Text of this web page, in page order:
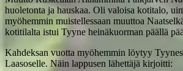
huoletonta ja hauskaa. Oli valoisa kotitalo,
myöhemmin muistellessaan muuttoa
kotitilalta istui Tyyne heinäkuorman päällä
Kahdeksan vuotta myöhemmin löytyy
Laasoselle. Näin lappusen lähettäjä kirjoitti: